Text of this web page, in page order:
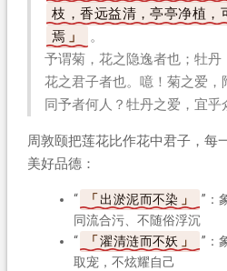
枝，香远益清，亭亭净植，
焉
。
予谓菊，花之隐逸者也；牡丹
花之君子者也。噫！菊之爱，
同予者何人？牡丹之爱，宜乎
周敦颐把莲花比作花中君子，每
美好品德：
“ 出淤泥而不染
”：
同流合污、不随俗浮沉
“
濯清涟而不妖
”：
取宠，不炫耀自己